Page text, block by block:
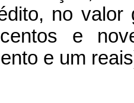
no valor
e
e um